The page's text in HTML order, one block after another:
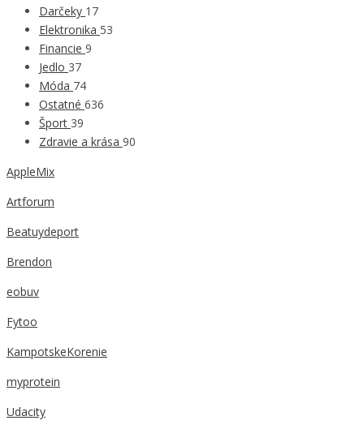
Darčeky 17
Elektronika 53
Financie 9
Jedlo 37
Móda 74
Ostatné 636
Šport 39
Zdravie a krása 90
AppleMix
Artforum
Beatuydeport
Brendon
eobuv
Fytoo
KampotskeKorenie
myprotein
Udacity